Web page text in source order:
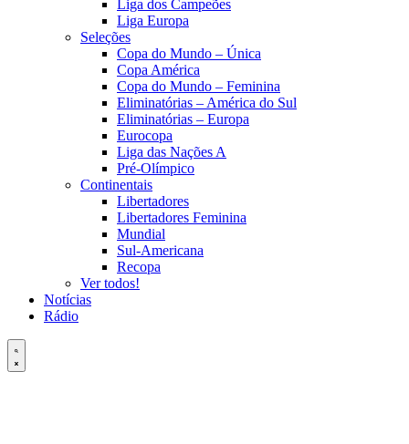
Liga dos Campeões
Liga Europa
Seleções
Copa do Mundo – Única
Copa América
Copa do Mundo – Feminina
Eliminatórias – América do Sul
Eliminatórias – Europa
Eurocopa
Liga das Nações A
Pré-Olímpico
Continentais
Libertadores
Libertadores Feminina
Mundial
Sul-Americana
Recopa
Ver todos!
Notícias
Rádio